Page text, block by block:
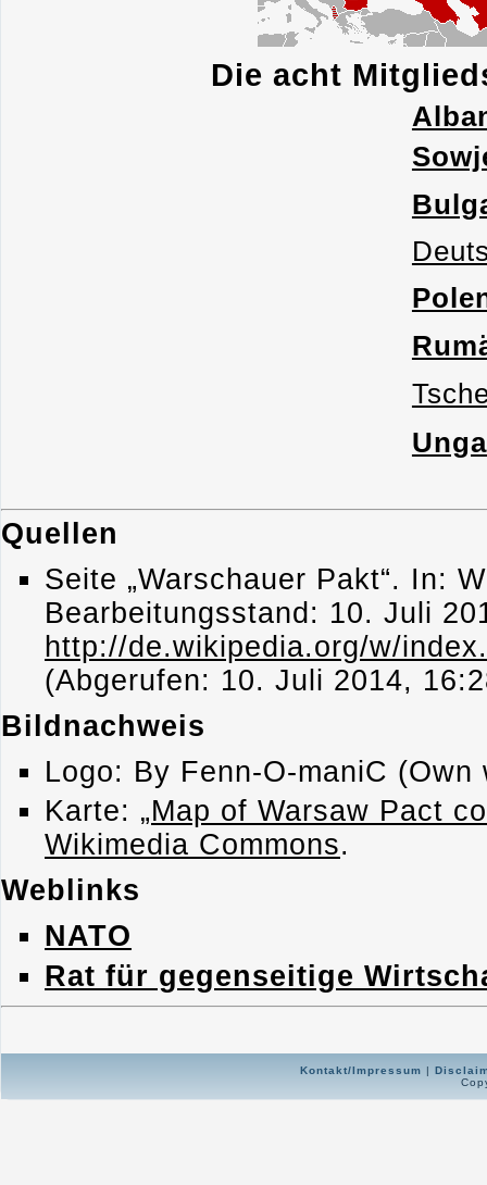
Die acht
Quellen
Seite „Warschauer Pakt“. In:
Bearbeitungsstand: 10. Juli
http://de.wikipedia.org/w/
(Abgerufen: 10. Juli 2014,
Bildnachweis
Logo: By Fenn-O-maniC (Own
Karte: „Map of Warsaw Pact
Wikimedia Commons.
Weblinks
NATO
Rat für gegenseitige
Kontakt/Impressum |